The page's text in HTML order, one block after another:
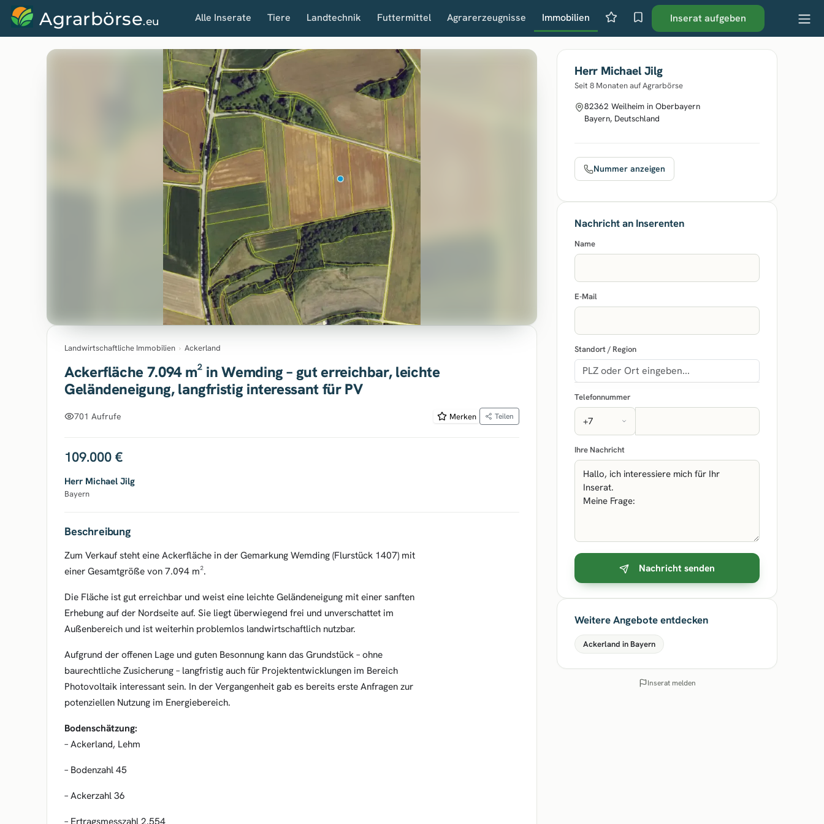
Agrarbörse.eu Alle Inserate Tiere Landtechnik Futtermittel Agrarerzeugnisse Immobilien Inserat aufgeben
Landwirtschaftliche Immobilien › Ackerland
Ackerfläche 7.094 m² in Wemding – gut erreichbar, leichte
Geländeneigung, langfristig interessant für PV
701 Aufrufe Merken Teilen
109.000 €
Herr Michael Jilg
Bayern
Beschreibung
Zum Verkauf steht eine Ackerfläche in der Gemarkung Wemding (Flurstück 1407) mit
einer Gesamtgröße von 7.094 m².
Die Fläche ist gut erreichbar und weist eine leichte Geländeneigung mit einer sanften
Erhebung auf der Nordseite auf. Sie liegt überwiegend frei und unverschattet im
Außenbereich und ist weiterhin problemlos landwirtschaftlich nutzbar.
Aufgrund der offenen Lage und guten Besonnung kann das Grundstück – ohne
baurechtliche Zusicherung – langfristig auch für Projektentwicklungen im Bereich
Photovoltaik interessant sein. In der Vergangenheit gab es bereits erste Anfragen zur
potenziellen Nutzung im Energiebereich.
Bodenschätzung:
– Ackerland, Lehm
– Bodenzahl 45
– Ackerzahl 36
– Ertragsmesszahl 2.554
Herr Michael Jilg
Seit 8 Monaten auf Agrarbörse
82362 Weilheim in Oberbayern
Bayern, Deutschland
Nummer anzeigen
Nachricht an Inserenten
Name
E-Mail
Standort / Region
Telefonnummer
Ihre Nachricht
Nachricht senden
Weitere Angebote entdecken
Ackerland in Bayern
Inserat melden